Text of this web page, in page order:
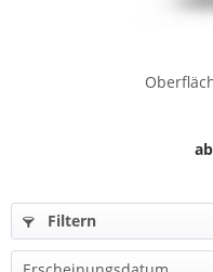
Filtern